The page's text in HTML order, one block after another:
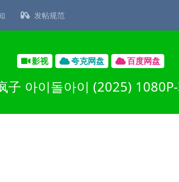
发帖规范
影视 夸克网盘 百度网盘
子 아이돌아이 (2025)